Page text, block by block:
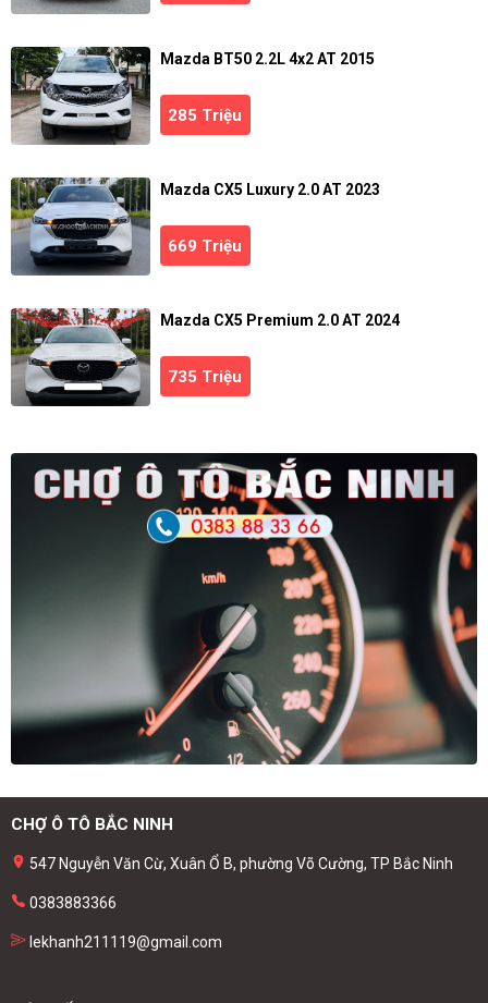
Mazda BT50 2.2L 4x2 AT 2015
285 Triệu
Mazda CX5 Luxury 2.0 AT 2023
669 Triệu
Mazda CX5 Premium 2.0 AT 2024
735 Triệu
CHỢ Ô TÔ BẮC NINH
547 Nguyễn Văn Cừ, Xuân Ổ B, phường Võ Cường, TP Bắc Ninh
0383883366
lekhanh211119@gmail.com